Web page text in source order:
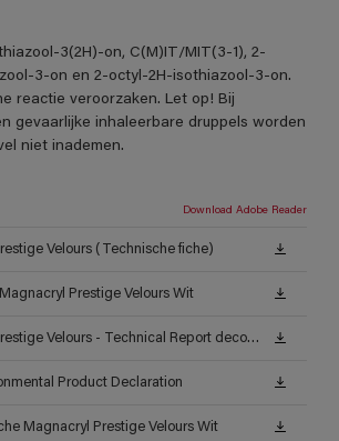
3(2H)-on, C(M)IT/MIT(3-1), 2-
3-on en 2-octyl-2H-isothiazool-3-on.
reactie veroorzaken. Let op! Bij
gevaarlijke inhaleerbare druppels worden
niet inademen.
Download Adobe Reader
Velours (Technische fiche)
Prestige Velours Wit
Magnacryl Prestige Velours - Technical Report decontamineerbaarheid (Certificat)
Product Declaration
Magnacryl Prestige Velours Wit